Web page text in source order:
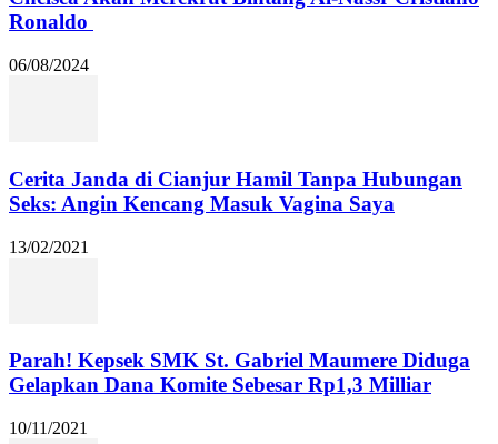
Ronaldo
06/08/2024
Cerita Janda di Cianjur Hamil Tanpa Hubungan
Seks: Angin Kencang Masuk Vagina Saya
13/02/2021
Parah! Kepsek SMK St. Gabriel Maumere Diduga
Gelapkan Dana Komite Sebesar Rp1,3 Milliar
10/11/2021